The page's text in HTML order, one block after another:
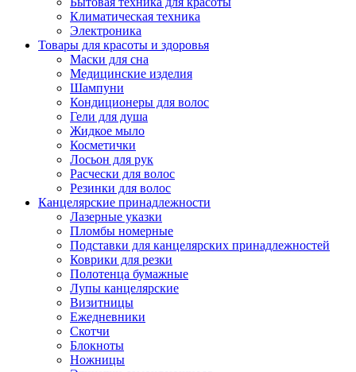
Климатическая техника
Электроника
Товары для красоты и здоровья
Маски для сна
Медицинские изделия
Шампуни
Кондиционеры для волос
Гели для душа
Жидкое мыло
Косметички
Лосьон для рук
Расчески для волос
Резинки для волос
Канцелярские принадлежности
Лазерные указки
Пломбы номерные
Подставки для канцелярских принадлежностей
Коврики для резки
Полотенца бумажные
Лупы канцелярские
Визитницы
Ежедневники
Скотчи
Блокноты
Ножницы